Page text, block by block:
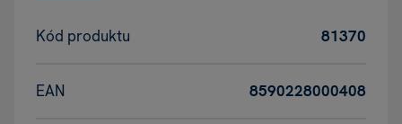
Kód produktu 81370
EAN 8590228000408